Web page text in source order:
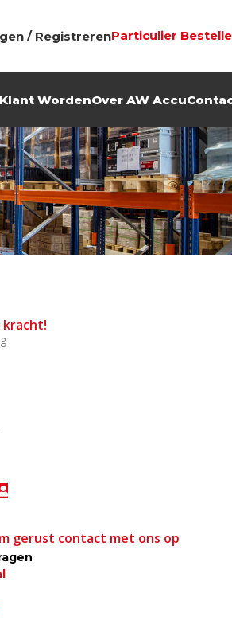
/ RegistrerenParticulier
WordenOver AW Accu
kracht!
gerust contact met ons op